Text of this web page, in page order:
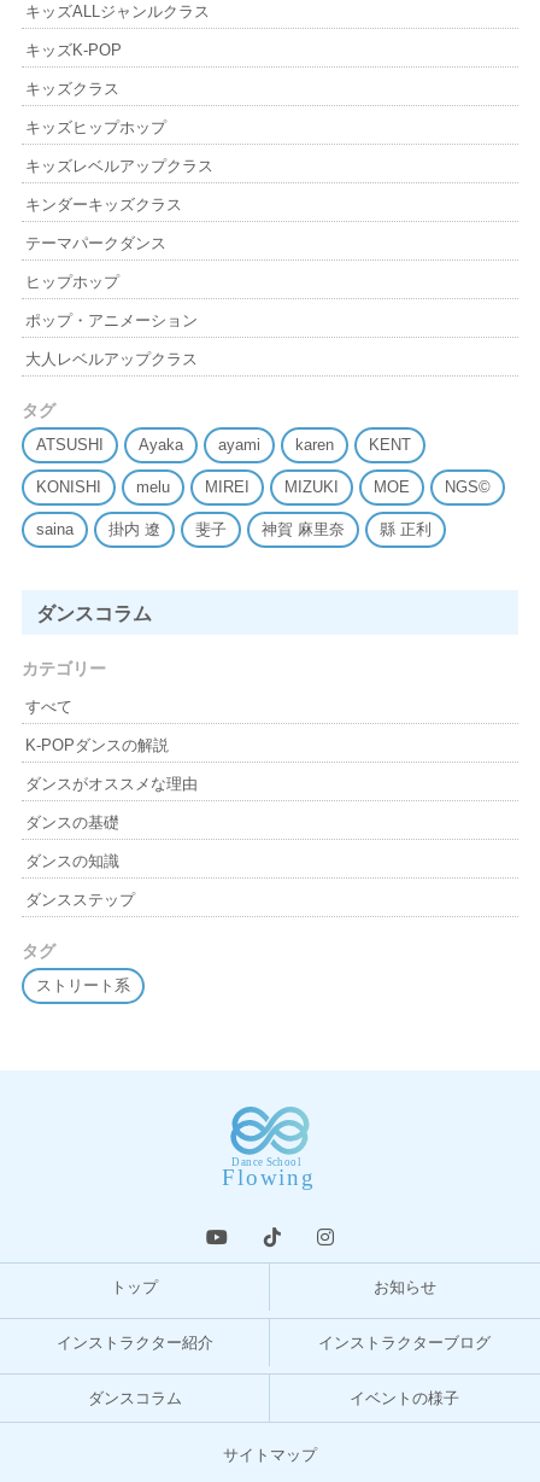
キッズALLジャンルクラス
キッズK-POP
キッズクラス
キッズヒップホップ
キッズレベルアップクラス
キンダーキッズクラス
テーマパークダンス
ヒップホップ
ポップ・アニメーション
大人レベルアップクラス
タグ
ATSUSHI Ayaka ayami karen KENT
KONISHI melu MIREI MIZUKI MOE NGS©
saina 掛内 遼 斐子 神賀 麻里奈 縣 正利
ダンスコラム
カテゴリー
すべて
K-POPダンスの解説
ダンスがオススメな理由
ダンスの基礎
ダンスの知識
ダンスステップ
タグ
ストリート系
トップ お知らせ
インストラクター紹介 インストラクターブログ
ダンスコラム イベントの様子
サイトマップ